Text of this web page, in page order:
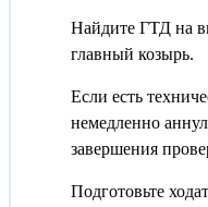
Найдите ГТД на
главный козырь.
Если есть
немедленно
завершения
Подготовьте